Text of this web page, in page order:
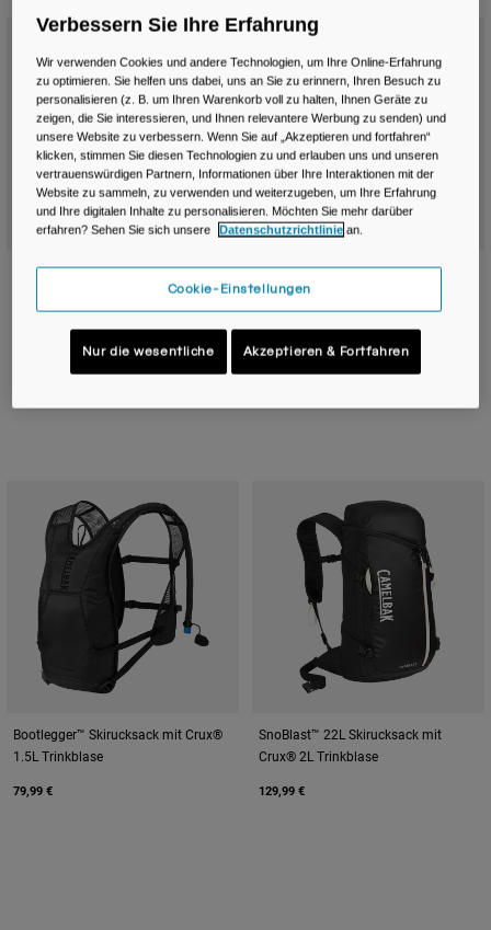
Becher & Travel Mugs
Gürtel & Hüfttaschen
Fahrradtaschen
Trinkblasen
Alle kaufen
Powderhound ™ 12L Skirucksack mit
Product swatch type of Black/White.
Product swatch type of Deep Blue.
Product swatch type of Grey/Orange.
Product swatch type of Scarlet Red.
Bestseller
Zoid™ Skirucksack mit Crux® 2L
Trinkblase
99,99 €
Product swatch type of Black/
Product swatch type of
Product swatch
Product
Bootlegger™ Skirucksack mit Crux®
1.5L Trinkblase
79,99 €
SnoBlast™ 22L Skirucksack mit
Crux® 2L Trinkblase
129,99 €
Verbessern Sie Ihre Erfahrung
Wir verwenden Cookies und andere Technologien, um Ihre Online-Erfahrung
zu optimieren. Sie helfen uns dabei, uns an Sie zu erinnern, Ihren Besuch zu
personalisieren (z. B. um Ihren Warenkorb voll zu halten, Ihnen Geräte zu
zeigen, die Sie interessieren, und Ihnen relevantere Werbung zu senden) und
unsere Website zu verbessern. Wenn Sie auf „Akzeptieren und fortfahren“
klicken, stimmen Sie diesen Technologien zu und erlauben uns und unseren
vertrauenswürdigen Partnern, Informationen über Ihre Interaktionen mit der
Website zu sammeln, zu verwenden und weiterzugeben, um Ihre Erfahrung
und Ihre digitalen Inhalte zu personalisieren. Möchten Sie mehr darüber
erfahren? Sehen Sie sich unsere
Datenschutzrichtlinie an.
Cookie-Einstellungen
Nur die wesentliche Akzeptieren & Fortfahren